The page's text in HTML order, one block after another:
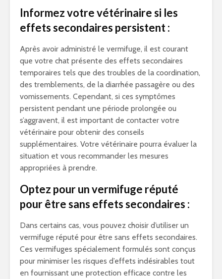
Informez votre vétérinaire si les
effets secondaires persistent :
Après avoir administré le vermifuge, il est courant
que votre chat présente des effets secondaires
temporaires tels que des troubles de la coordination,
des tremblements, de la diarrhée passagère ou des
vomissements. Cependant, si ces symptômes
persistent pendant une période prolongée ou
s’aggravent, il est important de contacter votre
vétérinaire pour obtenir des conseils
supplémentaires. Votre vétérinaire pourra évaluer la
situation et vous recommander les mesures
appropriées à prendre.
Optez pour un vermifuge réputé
pour être sans effets secondaires :
Dans certains cas, vous pouvez choisir d’utiliser un
vermifuge réputé pour être sans effets secondaires.
Ces vermifuges spécialement formulés sont conçus
pour minimiser les risques d’effets indésirables tout
en fournissant une protection efficace contre les